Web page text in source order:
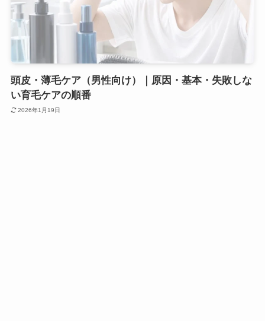
頭皮・薄毛ケア（男性向け）｜原因・基本・失敗しな
い育毛ケアの順番
2026年1月19日